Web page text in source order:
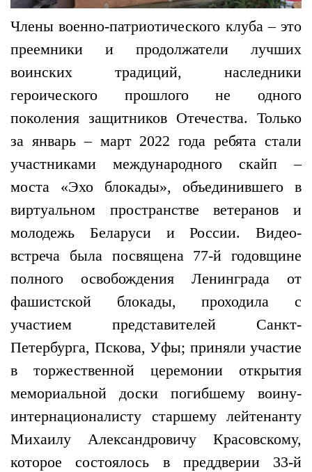
Члены военно-патриотического клуба – это
преемники и продолжатели лучших
воинских традиций, наследники
героического прошлого не одного
поколения защитников Отечества. Только
за январь – март 2022 года ребята стали
участниками международного скайп –
моста «Эхо блокады», объединившего в
виртуальном пространстве ветеранов и
молодежь Беларуси и России. Видео-
встреча была посвящена 77-й годовщине
полного освобождения Ленинграда от
фашистской блокады, проходила с
участием представителей Санкт-
Петербурга, Пскова, Уфы; приняли участие
в торжественной церемонии открытия
мемориальной доски погибшему воину-
интернационалисту старшему лейтенанту
Михаилу Александровичу Красовскому,
которое состоялось в преддверии 33-й